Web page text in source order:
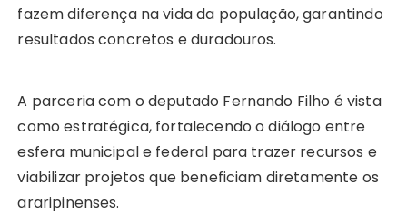
fazem diferença na vida da população, garantindo
resultados concretos e duradouros.
A parceria com o deputado Fernando Filho é vista
como estratégica, fortalecendo o diálogo entre
esfera municipal e federal para trazer recursos e
viabilizar projetos que beneficiam diretamente os
araripinenses.